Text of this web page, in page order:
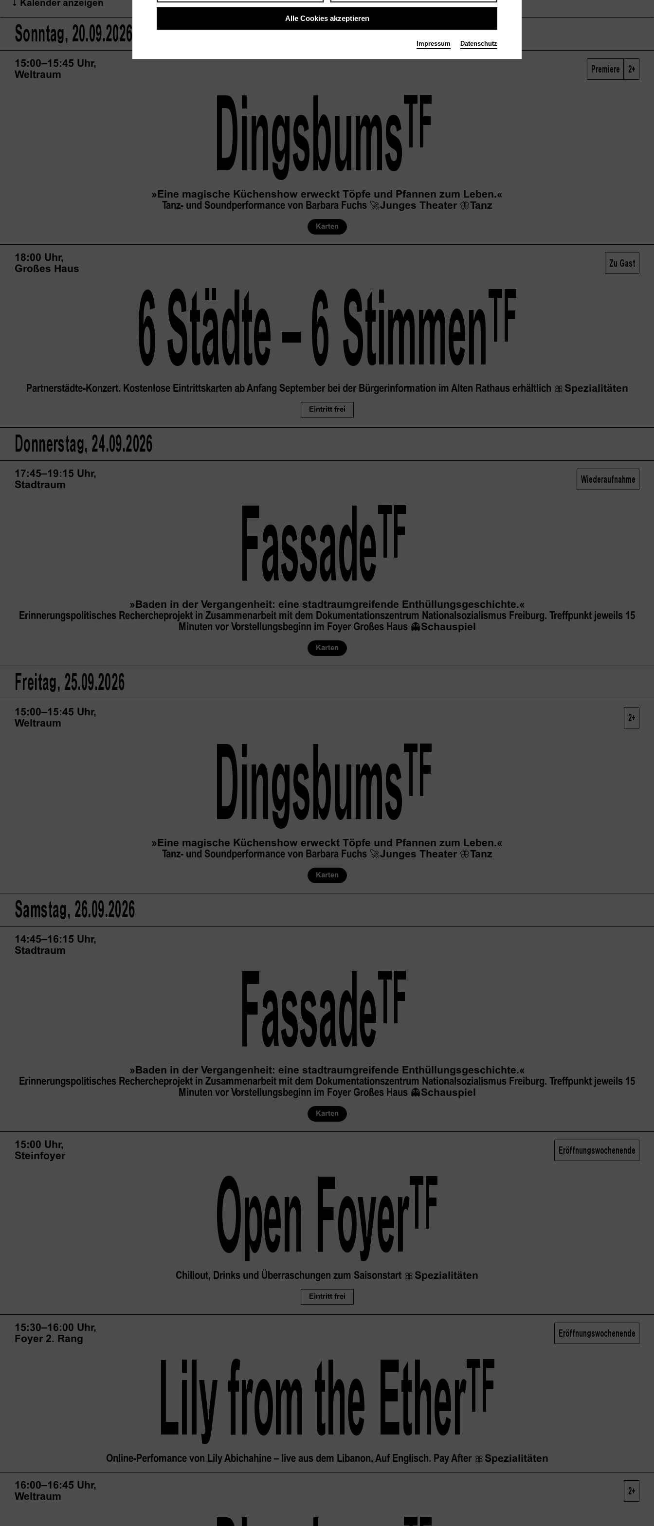
Alle Cookies akzeptieren
Impressum Datenschutz
MediathekTF
Kalender anzeigen
Sonntag, 20.09.2026
15:00–15:45 Uhr,
Weltraum
Premiere 2+
DingsbumsTF
»Eine magische Küchenshow erweckt Töpfe und Pfannen zum Leben.«
Tanz- und Soundperformance von Barbara Fuchs 🚀Junges Theater 🦋Tanz
Karten
18:00 Uhr,
Großes Haus
Zu Gast
6 Städte – 6 StimmenTF
Partnerstädte-Konzert. Kostenlose Eintrittskarten ab Anfang September bei der Bürgerinformation im Alten Rathaus erhältlich 🎀 Spezialitäten
Eintritt frei
Donnerstag, 24.09.2026
17:45–19:15 Uhr,
Stadtraum
Wiederaufnahme
FassadeTF
»Baden in der Vergangenheit: eine stadtraumgreifende Enthüllungsgeschichte.«
Erinnerungspolitisches Rechercheprojekt in Zusammenarbeit mit dem Dokumentationszentrum Nationalsozialismus Freiburg. Treffpunkt jeweils 15
Minuten vor Vorstellungsbeginn im Foyer Großes Haus 👻Schauspiel
Karten
Freitag, 25.09.2026
15:00–15:45 Uhr,
Weltraum
2+
DingsbumsTF
»Eine magische Küchenshow erweckt Töpfe und Pfannen zum Leben.«
Tanz- und Soundperformance von Barbara Fuchs 🚀Junges Theater 🦋Tanz
Karten
Samstag, 26.09.2026
14:45–16:15 Uhr,
Stadtraum
FassadeTF
»Baden in der Vergangenheit: eine stadtraumgreifende Enthüllungsgeschichte.«
Erinnerungspolitisches Rechercheprojekt in Zusammenarbeit mit dem Dokumentationszentrum Nationalsozialismus Freiburg. Treffpunkt jeweils 15
Minuten vor Vorstellungsbeginn im Foyer Großes Haus 👻Schauspiel
Karten
15:00 Uhr,
Steinfoyer
Eröffnungswochenende
Open FoyerTF
Chillout, Drinks und Überraschungen zum Saisonstart 🎀 Spezialitäten
Eintritt frei
15:30–16:00 Uhr,
Foyer 2. Rang
Eröffnungswochenende
Lily from the EtherTF
Online-Perfomance von Lily Abichahine – live aus dem Libanon. Auf Englisch. Pay After 🎀 Spezialitäten
16:00–16:45 Uhr,
Weltraum
2+